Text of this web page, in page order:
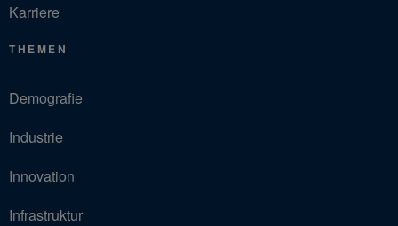
Karriere
THEMEN
Demografie
Industrie
Innovation
Infrastruktur